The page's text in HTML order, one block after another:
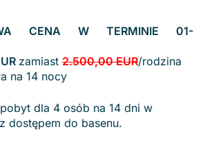
CENA W TERMINIE 01-
zamiast 2.500,00 EUR/rodzina
na 14 nocy
dla 4 osób na 14 dni w
dostępem do basenu.